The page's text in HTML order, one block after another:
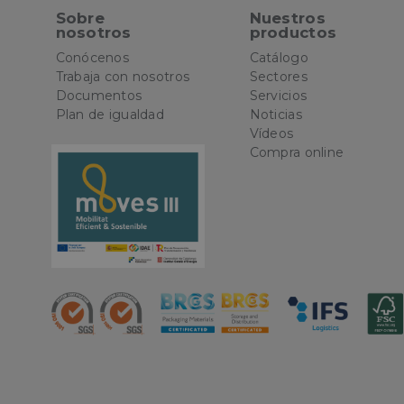
Sobre
nosotros
Conócenos
Trabaja con nosotros
Documentos
Plan de igualdad
Nuestros
productos
Catálogo
Sectores
Servicios
Noticias
Vídeos
Compra online
Las cookies
la gestión de
oct8ne-visitor
oct8ne-room